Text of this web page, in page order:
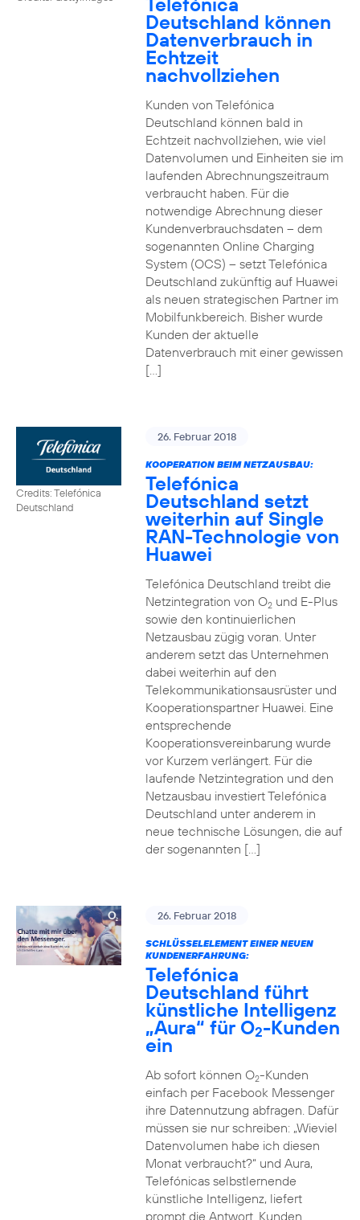
Deutschland können
Datenverbrauch in
Echtzeit
nachvollziehen
Kunden von Telefónica
Deutschland können bald in
Echtzeit nachvollziehen, wie viel
Datenvolumen und Einheiten sie im
laufenden Abrechnungszeitraum
verbraucht haben. Für die
notwendige Abrechnung dieser
Kundenverbrauchsdaten – dem
sogenannten Online Charging
System (OCS) – setzt Telefónica
Deutschland zukünftig auf Huawei
als neuen strategischen Partner im
Mobilfunkbereich. Bisher wurde
Kunden der aktuelle
Datenverbrauch mit einer gewissen
[…]
Credits: Telefónica
Deutschland
26. Februar 2018
KOOPERATION BEIM NETZAUSBAU:
Telefónica
Deutschland setzt
weiterhin auf Single
RAN-Technologie von
Huawei
Telefónica Deutschland treibt die
Netzintegration von O2und E-Plus
sowie den kontinuierlichen
Netzausbau zügig voran. Unter
anderem setzt das Unternehmen
dabei weiterhin auf den
Telekommunikationsausrüster und
Kooperationspartner Huawei. Eine
entsprechende
Kooperationsvereinbarung wurde
vor Kurzem verlängert. Für die
laufende Netzintegration und den
Netzausbau investiert Telefónica
Deutschland unter anderem in
neue technische Lösungen, die auf
der sogenannten […]
26. Februar 2018
SCHLÜSSELELEMENT EINER NEUEN
KUNDENERFAHRUNG:
Telefónica
Deutschland führt
künstliche Intelligenz
„Aura“ für O2-Kunden
ein
Ab sofort können O2-Kunden
einfach per Facebook Messenger
ihre Datennutzung abfragen. Dafür
müssen sie nur schreiben: „Wieviel
Datenvolumen habe ich diesen
Monat verbraucht?“ und Aura,
Telefónicas selbstlernende
künstliche Intelligenz, liefert
prompt die Antwort. Kunden